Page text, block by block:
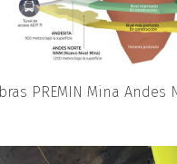
PREMIN Mina Andes